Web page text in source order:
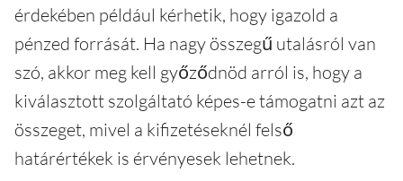
érdekében például kérhetik, hogy igazold a
pénzed forrását. Ha nagy összegű utalásról van
szó, akkor meg kell győződnöd arról is, hogy a
kiválasztott szolgáltató képes-e támogatni azt az
összeget, mivel a kifizetéseknél felső
határértékek is érvényesek lehetnek.